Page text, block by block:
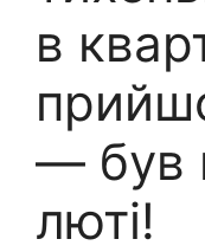
в
— був
люті!